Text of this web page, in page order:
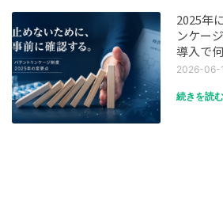
2025年
ンケー
導入で
2026-06-
続きを読